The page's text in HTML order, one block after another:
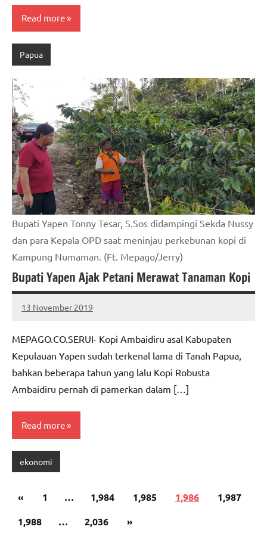
Read more
Papua
Bupati Yapen Tonny Tesar, S.Sos didampingi Sekda Nussy
dan para Kepala OPD saat meninjau perkebunan kopi di
Kampung Numaman. (Ft. Mepago/Jerry)
Bupati Yapen Ajak Petani Merawat Tanaman Kopi
13 November 2019
MEPAGO
No
MEPAGO.CO.SERUI- Kopi Ambaidiru asal Kabupaten
Kepulauan Yapen sudah terkenal lama di Tanah Papua,
bahkan beberapa tahun yang lalu Kopi Robusta
Ambaidiru pernah di pamerkan dalam […]
Read more
ekonomi
Paginasi
pos
«Previous
1 … 1,984 1,985 1,986
1,987
1,988
… 2,036
Next
»